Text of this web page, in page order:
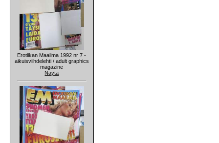
Erotiikan Maailma 1992 nr 7 -
aikuisviihdelehti / adult graphics
magazine
Näytä